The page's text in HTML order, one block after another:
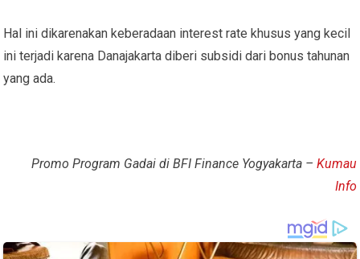
Hal ini dikarenakan keberadaan interest rate khusus yang kecil
ini terjadi karena Danajakarta diberi subsidi dari bonus tahunan
yang ada.
Promo Program Gadai di BFI Finance Yogyakarta – Kumau
Info